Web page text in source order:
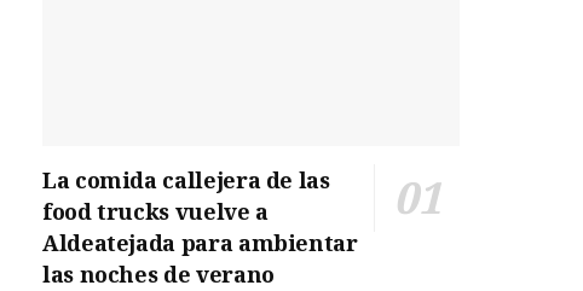
La comida callejera de las
food trucks vuelve a
Aldeatejada para ambientar
las noches de verano